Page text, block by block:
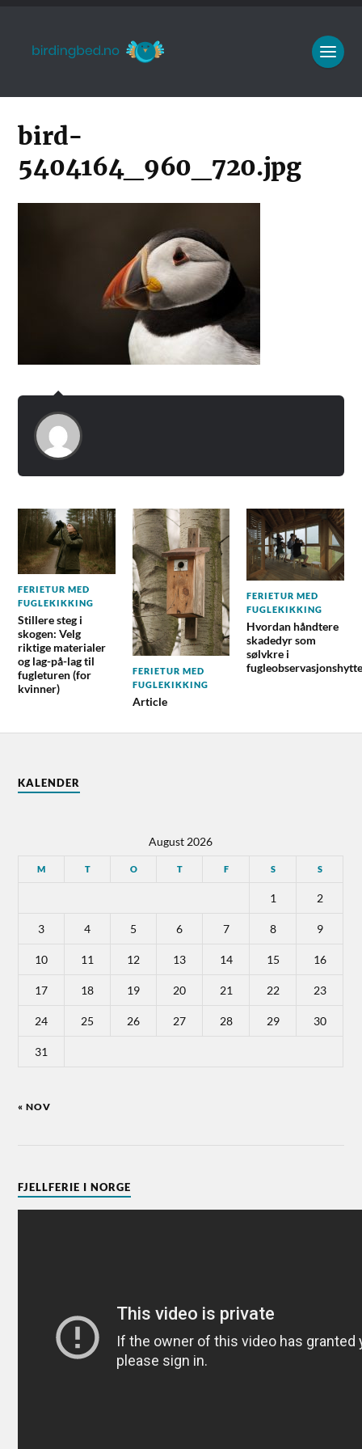
bird-
5404164_960_720.jpg
FERIETUR MED
FUGLEKIKKING
Stillere steg i
skogen: Velg
riktige materialer
og lag-på-lag til
fugleturen (for
kvinner)
FERIETUR MED
FUGLEKIKKING
Article
FERIETUR MED
FUGLEKIKKING
Hvordan håndtere
skadedyr som
sølvkre i
KALENDER
August 2026
M T O T F S S
1 2
3 4 5 6 7 8 9
10 11 12 13 14 15 16
17 18 19 20 21 22 23
24 25 26 27 28 29 30
31
« NOV
FJELLFERIE I NORGE